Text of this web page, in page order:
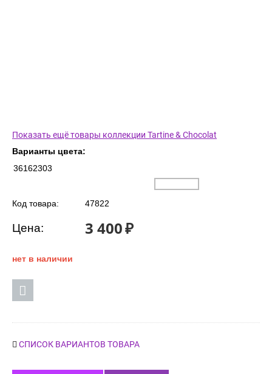
Показать ещё товары коллекции Tartine & Chocolat
Варианты цвета:
36162303
Код товара: 47822
Цена: 3 400₽
нет в наличии
СПИСОК ВАРИАНТОВ ТОВАРА